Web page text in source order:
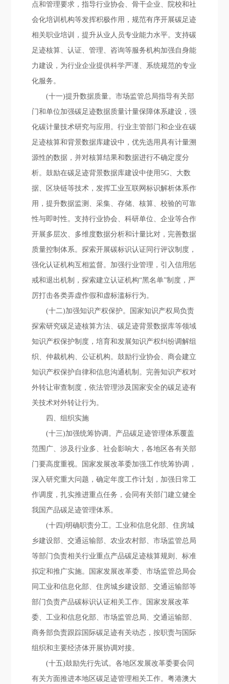
点和管理要求，指导行业协会、骨干企业、院校和社
会化培训机构等发挥积极作用，规范有序开展碳足迹
相关职业培训，提升从业人员专业能力水平。支持碳
足迹核算、认证、管理、咨询等服务机构加强自身能
力建设，为行业企业提供科学严谨、系统规范的专业
化服务。
(十一)提升数据质量。市场监管总局指导有关部
门和单位加强碳足迹数据质量计量保障体系建设，强
化碳计量技术研究与应用。行业主管部门和企业在碳
足迹核算和背景数据库建设中，优先选用具有计量溯
源性的数据，并对核算结果和数据进行不确定度分
析。鼓励在碳足迹背景数据库建设中使用5G、大数
据、区块链等技术，发挥工业互联网标识解析体系作
用，提升数据监测、采集、存储、核算、校验的可靠
性与即时性。支持行业协会、科研单位、企业等合作
开展多层次、多维度数据分析和计量比对，完善数据
质量控制体系。探索开展碳标识认证同行评议制度，
强化认证机构互相监督。加强行业管理，引入信用惩
戒和退出机制，探索建立认证机构“黑名单”制度，严
厉打击各类弄虚作假和虚标滥标行为。
(十二)加强知识产权保护。国家知识产权局负责
探索研究碳足迹核算方法、碳足迹背景数据库等领域
知识产权保护制度，培育和发展知识产权纠纷调解组
织、仲裁机构、公证机构。鼓励行业协会、商会建立
知识产权保护自律和信息沟通机制。完善知识产权对
外转让审查制度，依法管理涉及国家安全的碳足迹有
关技术对外转让行为。
四、组织实施
(十三)加强统筹协调。产品碳足迹管理体系覆盖
范围广、涉及行业多、社会影响大，各地区各有关部
门要高度重视。国家发展改革委加强工作统筹协调，
深入研究重大问题，确定年度工作计划，加强日常工
作调度，扎实推进重点任务，会同有关部门建立健全
我国产品碳足迹管理体系。
(十四)明确职责分工。工业和信息化部、住房城
乡建设部、交通运输部、农业农村部、市场监管总局
等部门负责相关行业重点产品碳足迹核算规则、标准
拟定和推广实施。国家发展改革委、市场监管总局会
同工业和信息化部、住房城乡建设部、交通运输部等
部门负责产品碳标识认证相关工作。国家发展改革
委、工业和信息化部、市场监管总局、交通运输部、
商务部负责跟踪国际碳足迹有关动态，按职责与国际
组织和主要经济体开展协调对接。
(十五)鼓励先行先试。各地区发展改革委要会同
有关方面推进本地区碳足迹管理相关工作。粤港澳大